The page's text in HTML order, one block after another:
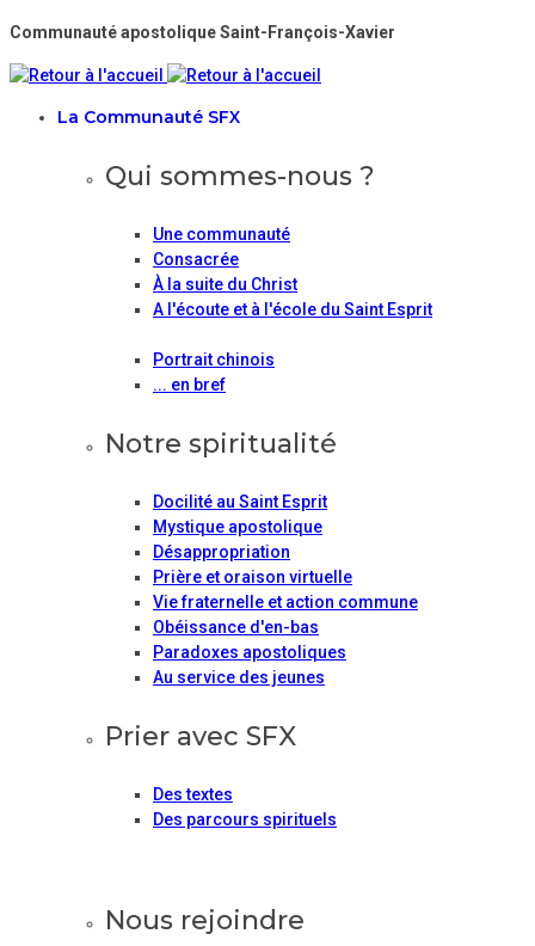
Communauté apostolique Saint-François-Xavier
La Communauté SFX
Qui sommes-nous ?
Une communauté
Consacrée
À la suite du Christ
A l'écoute et à l'école du Saint Esprit
Portrait chinois
... en bref
Notre spiritualité
Docilité au Saint Esprit
Mystique apostolique
Désappropriation
Prière et oraison virtuelle
Vie fraternelle et action commune
Obéissance d'en-bas
Paradoxes apostoliques
Au service des jeunes
Prier avec SFX
Des textes
Des parcours spirituels
Nous rejoindre